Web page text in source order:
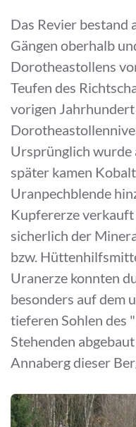
Das Revier bestand
Gängen oberhalb
Dorotheastollens
Teufen des
vorigen
Ursprünglich wurde
später kamen
Uranpechblende
Kupfererze
sicherlich der
bzw.
Uranerze konnten
besonders auf dem
tieferen Sohlen des
Stehenden
Annaberg dieser